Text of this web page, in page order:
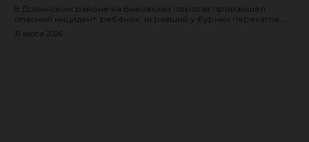
В Долинском районе на Быковских порогах произошёл
опасный инцидент: ребёнок, игравший у бурных перекатов,...
31 июля 2026